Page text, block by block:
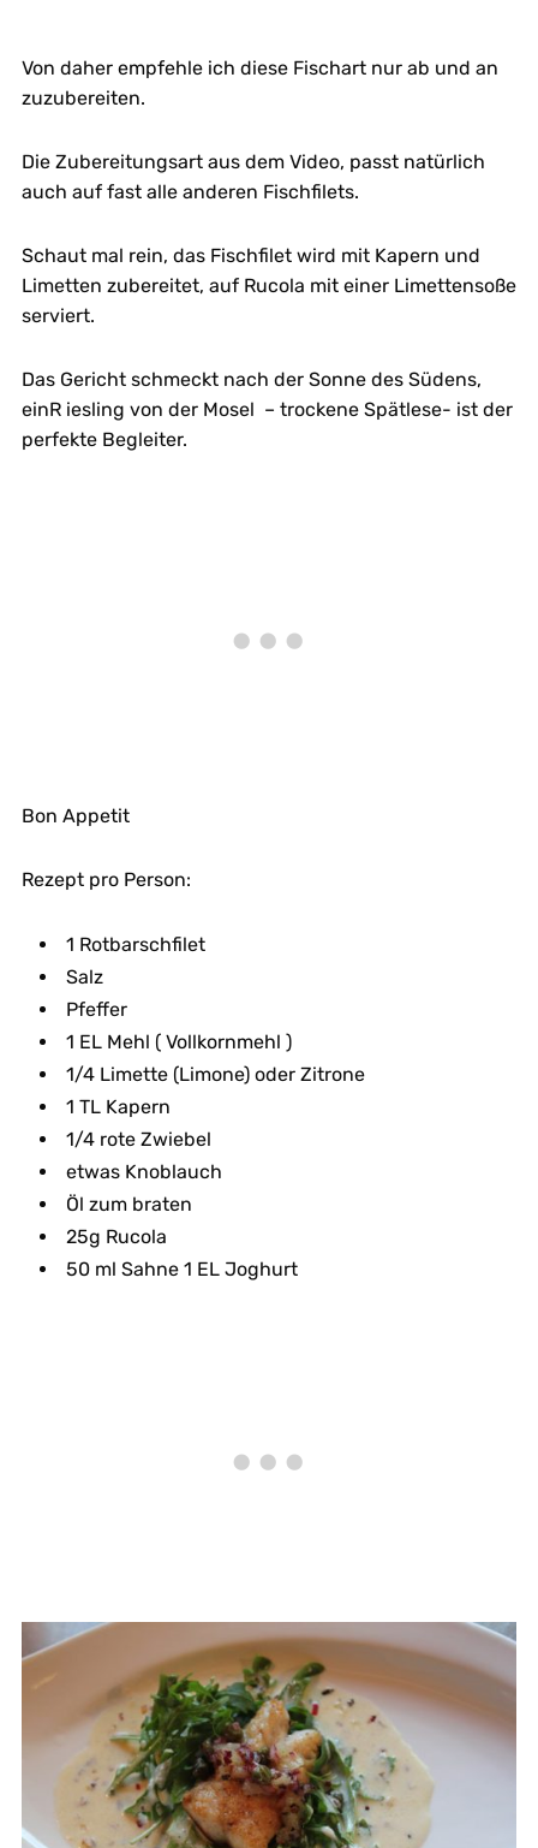
Von daher empfehle ich diese Fischart nur ab und an
zuzubereiten.
Die Zubereitungsart aus dem Video, passt natürlich
auch auf fast alle anderen Fischfilets.
Schaut mal rein, das Fischfilet wird mit Kapern und
Limetten zubereitet, auf Rucola mit einer Limettensoße
serviert.
Das Gericht schmeckt nach der Sonne des Südens,
einR iesling von der Mosel – trockene Spätlese- ist der
perfekte Begleiter.
Bon Appetit
Rezept pro Person:
1 Rotbarschfilet
Salz
Pfeffer
1 EL Mehl ( Vollkornmehl )
1/4 Limette (Limone) oder Zitrone
1 TL Kapern
1/4 rote Zwiebel
etwas Knoblauch
Öl zum braten
25g Rucola
50 ml Sahne 1 EL Joghurt